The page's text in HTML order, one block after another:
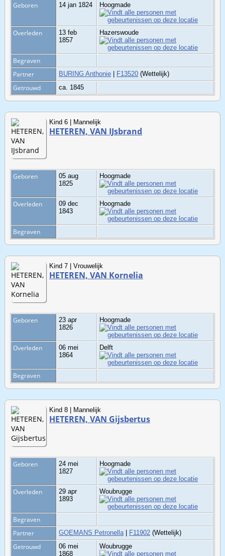
Geboren 14 jan 1824 Hoogmade
Overleden
13 feb
1857
Hazerswoude
Begraven
Partner
BURING Anthonie F13520 (Wettelijk)
Getrouwd ca. 1845
Kind 6 | Mannelijk
HETEREN, VAN IJsbrand
Geboren
05 aug
1825
Hoogmade
Overleden
09 dec
1843
Hoogmade
Begraven
Kind 7 | Vrouwelijk
HETEREN, VAN Kornelia
Geboren
23 apr
1826
Hoogmade
Overleden
06 mei
1864
Delft
Begraven
Kind 8 | Mannelijk
HETEREN, VAN Gijsbertus
Geboren
24 mei
1827
Hoogmade
Overleden
29 apr
1893
Woubrugge
Begraven
Partner
GOEMANS Petronella F11902 (Wettelijk)
Getrouwd
06 mei
1868
Woubrugge